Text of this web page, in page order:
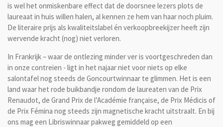
is wel het onmiskenbare effect dat de doorsnee lezers plots de
laureaat in huis willen halen, al kennen ze hem van haar noch pluim.
De literaire prijs als kwaliteitslabel én verkoopbreekijzer heeft zijn
wervende kracht (nog) niet verloren.
In Frankrijk – waar de ontlezing minder ver is voortgeschreden dan
in onze contreien - ligt in het najaar niet voor niets op elke
salontafel nog steeds de Goncourtwinnaar te glimmen. Het is een
land waar het rode buikbandje rondom de laureaten van de Prix
Renaudot, de Grand Prix de l’Académie française, de Prix Médicis of
de Prix Fémina nog steeds zijn magnetische kracht uitstraalt. En bij
ons mag een Libriswinnaar pakweg gemiddeld op een